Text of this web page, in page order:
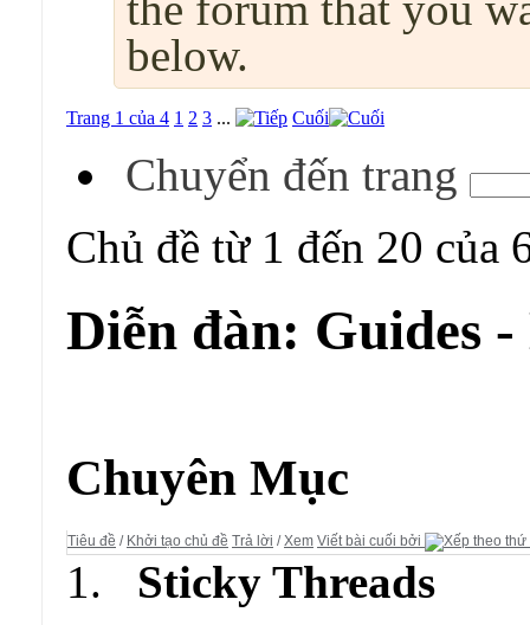
below.
Trang 1 của 4 1 2 3 ... Cuối
Chuyển đến trang
Chủ đề từ 1 đến 20 của
Diễn đàn: Guides
Chuyên Mục
Tiêu đề / Khởi tạo chủ đề Trả lời /Xem Viết bài cuối bởi
Sticky Threads